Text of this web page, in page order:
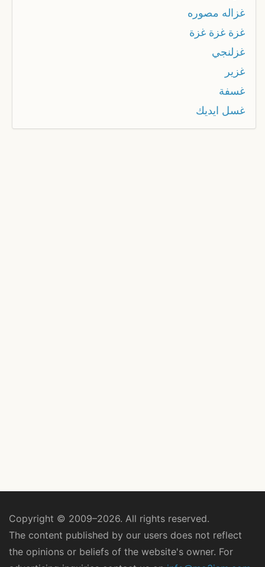
غزاله مصوره
غزة غزة غزة
غزلنجي
غزير
غسفة
غسل ايديك
Copyright © 2009–2026. All rights reserved.
The content published by our users does not reflect
the opinions or beliefs of the website's owner. For